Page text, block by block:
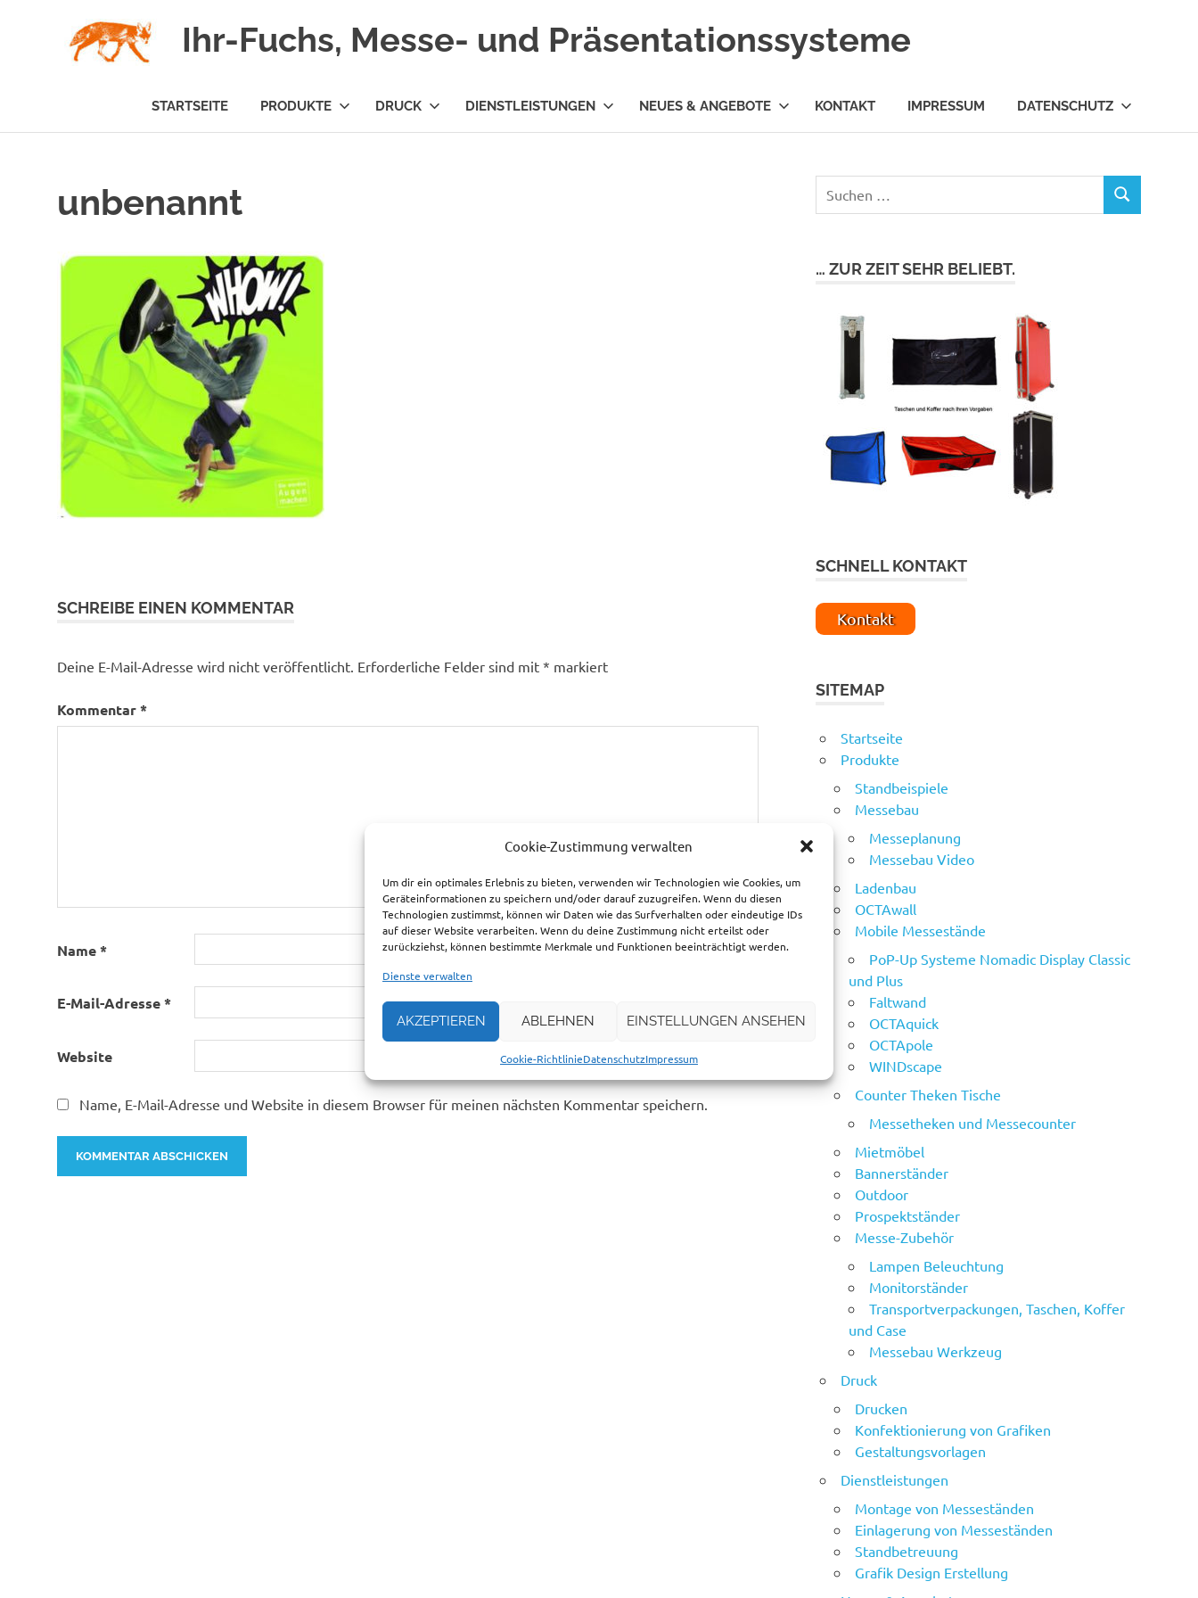
Cookie-Zustimmung verwalten
Um dir ein optimales Erlebnis zu bieten, verwenden wir Technologien wie Cookies, um
Geräteinformationen zu speichern und/oder darauf zuzugreifen. Wenn du diesen
Technologien zustimmst, können wir Daten wie das Surfverhalten oder eindeutige IDs
auf dieser Website verarbeiten. Wenn du deine Zustimmung nicht erteilst oder
zurückziehst, können bestimmte Merkmale und Funktionen beeinträchtigt werden.
Dienste verwalten
AKZEPTIEREN ABLEHNEN EINSTELLUNGEN ANSEHEN
Cookie-RichtlinieDatenschutzImpressum
Ihr-Fuchs, Messe- und Präsentationssysteme
STARTSEITE PRODUKTE DRUCK DIENSTLEISTUNGEN NEUES & ANGEBOTE KONTAKT IMPRESSUM DATENSCHUTZ
unbenannt
SCHREIBE EINEN KOMMENTAR
Deine E-Mail-Adresse wird nicht veröffentlicht. Erforderliche Felder sind mit * markiert
Kommentar*
Name*
E-Mail-Adresse*
Website
Name, E-Mail-Adresse und Website in diesem Browser für meinen nächsten Kommentar speichern.
… ZUR ZEIT SEHR BELIEBT.
SCHNELL KONTAKT
Kontakt
SITEMAP
Startseite
Produkte
Standbeispiele
Messebau
Messeplanung
Messebau Video
Ladenbau
OCTAwall
Mobile Messestände
PoP-Up Systeme Nomadic Display Classic
und Plus
Faltwand
OCTAquick
OCTApole
WINDscape
Counter Theken Tische
Messetheken und Messecounter
Mietmöbel
Bannerständer
Outdoor
Prospektständer
Messe-Zubehör
Lampen Beleuchtung
Monitorständer
Transportverpackungen, Taschen, Koffer
und Case
Messebau Werkzeug
Druck
Drucken
Konfektionierung von Grafiken
Gestaltungsvorlagen
Dienstleistungen
Montage von Messeständen
Einlagerung von Messeständen
Standbetreuung
Grafik Design Erstellung